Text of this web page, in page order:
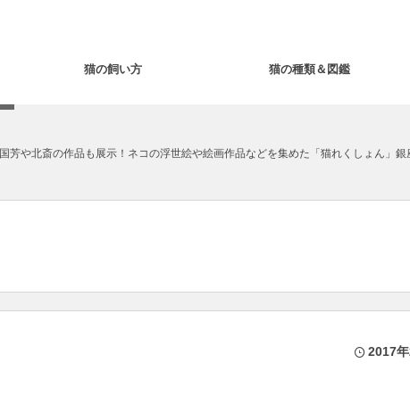
猫の飼い方 猫の種類＆図鑑
国芳や北斎の作品も展示！ネコの浮世絵や絵画作品などを集めた「猫れくしょん」
2017